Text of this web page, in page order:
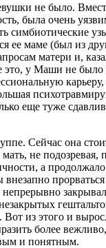
не было.
была очень
симбиотические
ее маме (был из
матери и,
у Маши не
еще туже
ее
Сейчас она
не подозревая,
а
Вот из этого и
более
более